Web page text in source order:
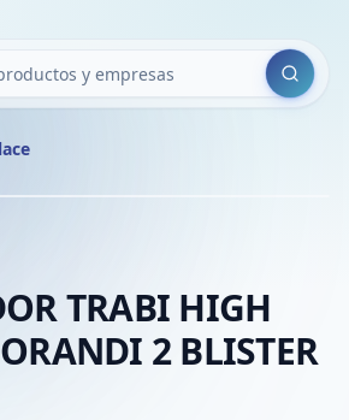
Buscar
TRABI HIGH
2 BLISTER